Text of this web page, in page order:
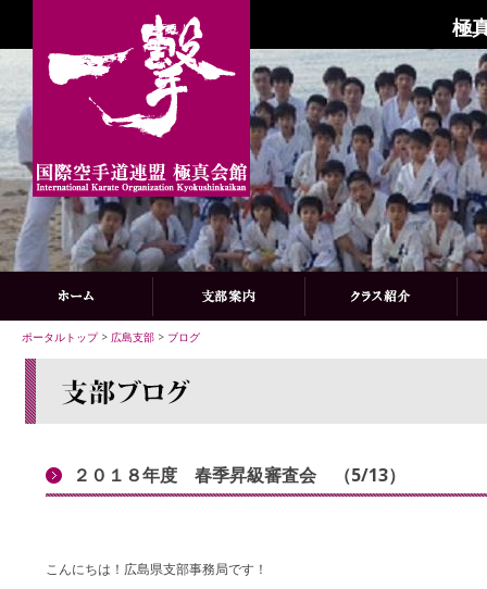
極
ポータルトップ> 広島支部 > ブログ
２０１８年度 春季昇級審査会 （5/13）
こんにちは！広島県支部事務局です！